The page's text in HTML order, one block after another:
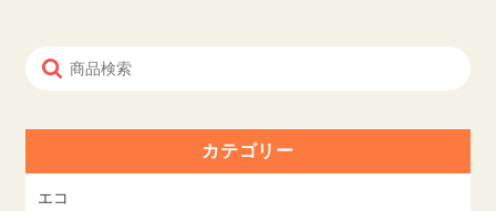
カテゴリー
エコ